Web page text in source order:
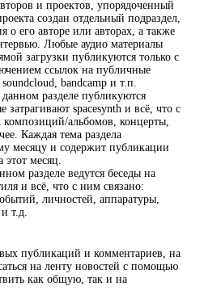
и проектов, упорядоченный
создан отдельный подраздел,
о его авторе или авторах, а также
Любые аудио материалы
загрузки публикуются только с
ссылок на публичные
bandcamp и т.п.
разделе публикуются
затрагивают spacesynth и всё, что с
альбомов, концерты,
Каждая тема раздела
месяцу и содержит публикации
месяц.
разделе ведутся беседы на
и всё, что с ним связано:
личностей, аппаратуры,
т.д.
публикаций и комментариев, на
на ленту новостей с помощью
как общую, так и на